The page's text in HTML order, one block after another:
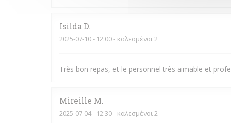
Isilda D
2025-07-10- 12:00 - καλεσμένοι 2
Très bon repas, et le personnel très aimable et
Mireille M
2025-07-04- 12:30 - καλεσμένοι 2